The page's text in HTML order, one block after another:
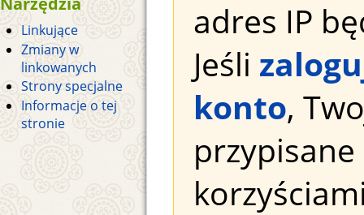
adres IP
Jeśli
konto,
Linkujące
Zmiany w
linkowanych
Strony specjalne
Informacje o tej
stronie